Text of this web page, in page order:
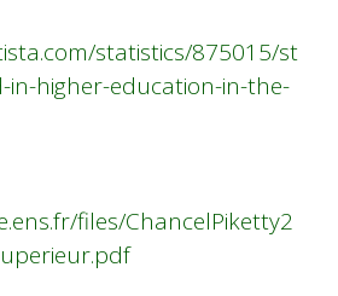
statistics/875015/st
higher-education-in-the-
files/ChancelPiketty2